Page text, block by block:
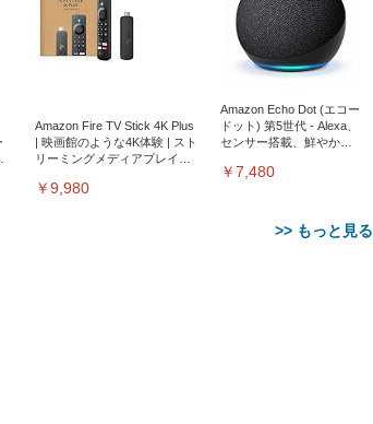
Amazon Fire TV Stick 4K Plus
| 映画館のような4K体験 | スト
リーミングメディアプレイヤ
￥9,980
Amazon Echo Dot (エコー
ドット) 第5世代 - Alexa、
センサー搭載、鮮やかな
￥7,480
>> もっと見る